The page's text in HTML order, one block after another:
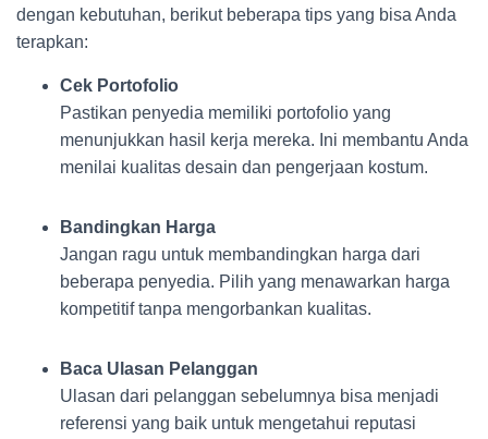
dengan kebutuhan, berikut beberapa tips yang bisa Anda
terapkan:
Cek Portofolio
Pastikan penyedia memiliki portofolio yang
menunjukkan hasil kerja mereka. Ini membantu Anda
menilai kualitas desain dan pengerjaan kostum.
Bandingkan Harga
Jangan ragu untuk membandingkan harga dari
beberapa penyedia. Pilih yang menawarkan harga
kompetitif tanpa mengorbankan kualitas.
Baca Ulasan Pelanggan
Ulasan dari pelanggan sebelumnya bisa menjadi
referensi yang baik untuk mengetahui reputasi